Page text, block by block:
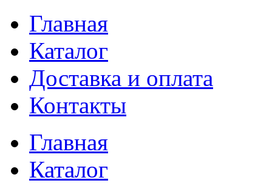
Главная
Каталог
Доставка и оплата
Контакты
Главная
Каталог